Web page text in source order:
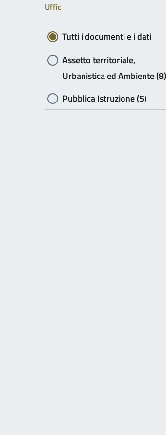
Uffici
Tutti i documenti e i dati
Assetto territoriale,
Urbanistica ed Ambiente (8)
Pubblica Istruzione (5)